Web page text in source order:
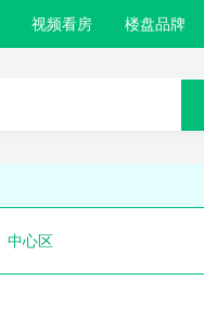
视频看房 楼盘品牌
中心区